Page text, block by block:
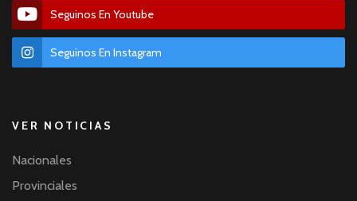
Seguinos En Youtube
Seguinos En Instagram
VER NOTICIAS
Nacionales
Provinciales